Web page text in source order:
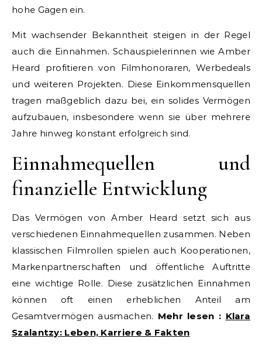
hohe Gagen ein.
Mit wachsender Bekanntheit steigen in der Regel
auch die Einnahmen. Schauspielerinnen wie Amber
Heard profitieren von Filmhonoraren, Werbedeals
und weiteren Projekten. Diese Einkommensquellen
tragen maßgeblich dazu bei, ein solides Vermögen
aufzubauen, insbesondere wenn sie über mehrere
Jahre hinweg konstant erfolgreich sind.
Einnahmequellen und
finanzielle Entwicklung
Das Vermögen von Amber Heard setzt sich aus
verschiedenen Einnahmequellen zusammen. Neben
klassischen Filmrollen spielen auch Kooperationen,
Markenpartnerschaften und öffentliche Auftritte
eine wichtige Rolle. Diese zusätzlichen Einnahmen
können oft einen erheblichen Anteil am
Gesamtvermögen ausmachen. Mehr lesen : Klara
Szalantzy: Leben, Karriere & Fakten